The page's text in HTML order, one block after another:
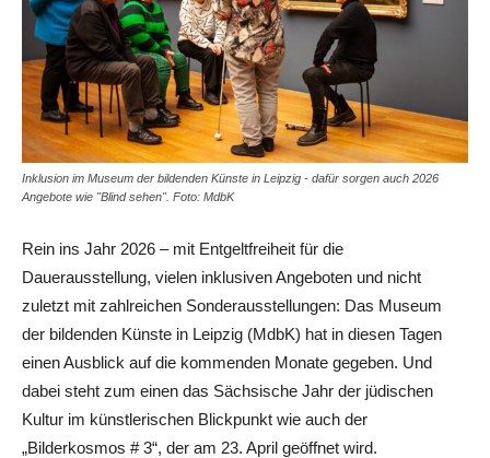
Inklusion im Museum der bildenden Künste in Leipzig - dafür sorgen auch 2026
Angebote wie "Blind sehen". Foto: MdbK
Rein ins Jahr 2026 – mit Entgeltfreiheit für die
Dauerausstellung, vielen inklusiven Angeboten und nicht
zuletzt mit zahlreichen Sonderausstellungen: Das Museum
der bildenden Künste in Leipzig (MdbK) hat in diesen Tagen
einen Ausblick auf die kommenden Monate gegeben. Und
dabei steht zum einen das Sächsische Jahr der jüdischen
Kultur im künstlerischen Blickpunkt wie auch der
„Bilderkosmos # 3“, der am 23. April geöffnet wird.